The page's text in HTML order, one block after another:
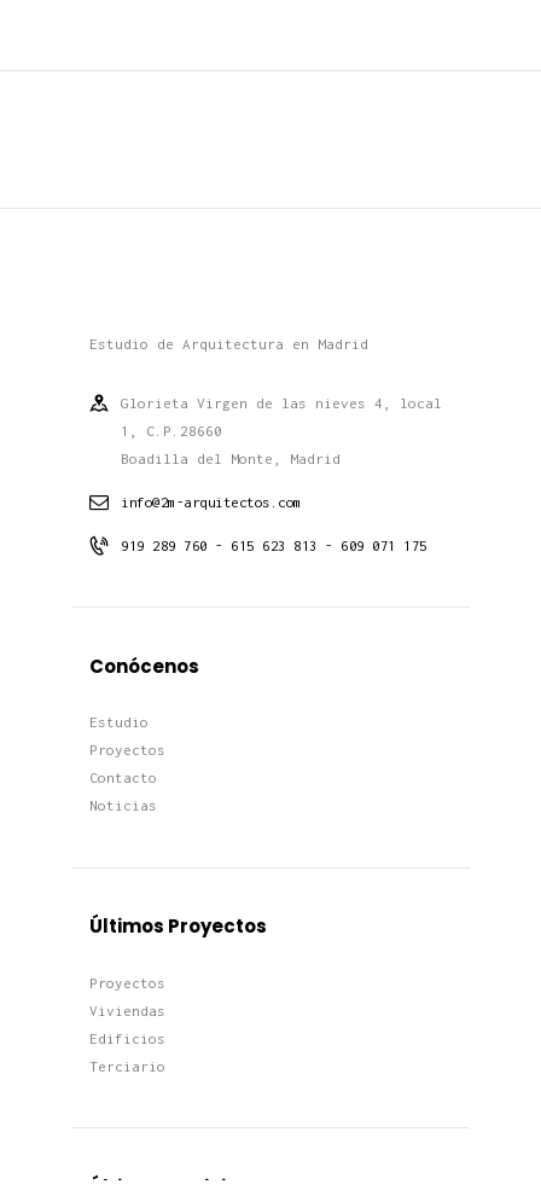
Estudio de Arquitectura en Madrid
Glorieta Virgen de las nieves 4, local
1, C.P.28660
Boadilla del Monte, Madrid
info@2m-arquitectos.com
919 289 760 - 615 623 813 - 609 071 175
Conócenos
Estudio
Proyectos
Contacto
Noticias
Últimos Proyectos
Proyectos
Viviendas
Edificios
Terciario
Últimas Noticias